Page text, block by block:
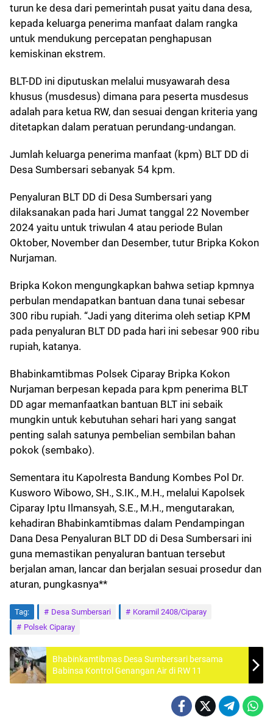
turun ke desa dari pemerintah pusat yaitu dana desa,
kepada keluarga penerima manfaat dalam rangka
untuk mendukung percepatan penghapusan
kemiskinan ekstrem.
BLT-DD ini diputuskan melalui musyawarah desa
khusus (musdesus) dimana para peserta musdesus
adalah para ketua RW, dan sesuai dengan kriteria yang
ditetapkan dalam peratuan perundang-undangan.
Jumlah keluarga penerima manfaat (kpm) BLT DD di
Desa Sumbersari sebanyak 54 kpm.
Penyaluran BLT DD di Desa Sumbersari yang
dilaksanakan pada hari Jumat tanggal 22 November
2024 yaitu untuk triwulan 4 atau periode Bulan
Oktober, November dan Desember, tutur Bripka Kokon
Nurjaman.
Bripka Kokon mengungkapkan bahwa setiap kpmnya
perbulan mendapatkan bantuan dana tunai sebesar
300 ribu rupiah. “Jadi yang diterima oleh setiap KPM
pada penyaluran BLT DD pada hari ini sebesar 900 ribu
rupiah, katanya.
Bhabinkamtibmas Polsek Ciparay Bripka Kokon
Nurjaman berpesan kepada para kpm penerima BLT
DD agar memanfaatkan bantuan BLT ini sebaik
mungkin untuk kebutuhan sehari hari yang sangat
penting salah satunya pembelian sembilan bahan
pokok (sembako).
Sementara itu Kapolresta Bandung Kombes Pol Dr.
Kusworo Wibowo, SH., S.IK., M.H., melalui Kapolsek
Ciparay Iptu Ilmansyah, S.E., M.H., mengutarakan,
kehadiran Bhabinkamtibmas dalam Pendampingan
Dana Desa Penyaluran BLT DD di Desa Sumbersari ini
guna memastikan penyaluran bantuan tersebut
berjalan aman, lancar dan berjalan sesuai prosedur dan
aturan, pungkasnya**
Tag: Desa Sumbersari
Koramil 2408/Ciparay
Polsek Ciparay
Bhabinkamtibmas Desa Sumbersari bersama
Babinsa Kontrol Genangan Air di RW 11